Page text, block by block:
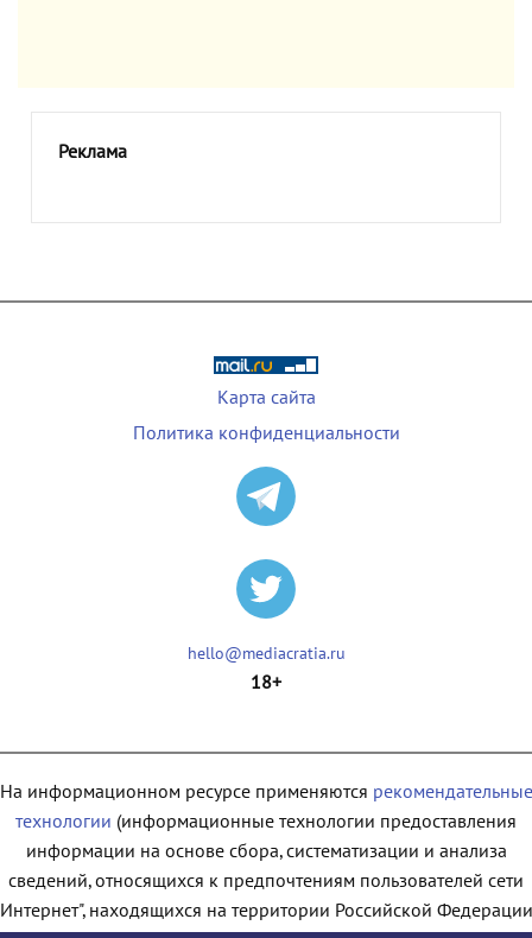
Реклама
Карта сайта
Политика конфиденциальности
hello@mediacratia.ru
18+
На информационном ресурсе применяются рекомендательные
технологии (информационные технологии предоставления
информации на основе сбора, систематизации и анализа
сведений, относящихся к предпочтениям пользователей сети
находящихся на территории Российской